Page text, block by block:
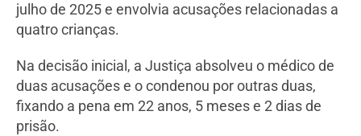
julho de 2025 e envolvia acusações relacionadas a
quatro crianças.
Na decisão inicial, a Justiça absolveu o médico de
duas acusações e o condenou por outras duas,
fixando a pena em 22 anos, 5 meses e 2 dias de
prisão.